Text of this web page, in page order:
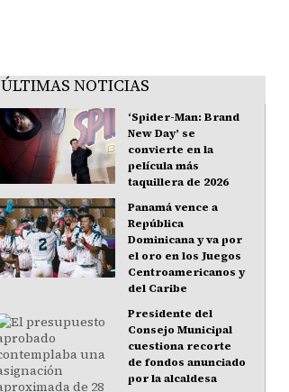
ÚLTIMAS NOTICIAS
‘Spider-Man: Brand
New Day’ se
convierte en la
película más
taquillera de 2026
Panamá vence a
República
Dominicana y va por
el oro en los Juegos
Centroamericanos y
del Caribe
Presidente del
Consejo Municipal
cuestiona recorte
de fondos anunciado
por la alcaldesa